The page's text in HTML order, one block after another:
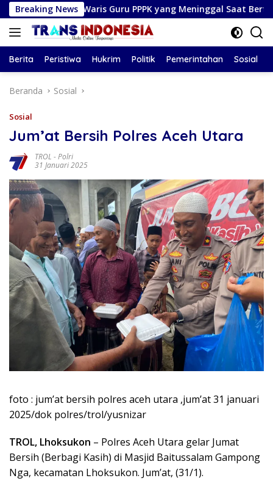
Langsung
ke
konten
Breaking News
Waris Guru PPPK yang Meninggal Saat Bertugas
Berita Peristiwa Hukrim Politik Pemerintahan Sosial
Beranda Sosial
Sosial
Jum’at Bersih Polres Aceh Utara
TROL -Polri
31 Januari 2025
foto : jum’at bersih polres aceh utara ,jum’at 31 januari
2025/dok polres/trol/yusnizar
TROL, Lhoksukon – Polres Aceh Utara gelar Jumat
Bersih (Berbagi Kasih) di Masjid Baitussalam Gampong
Nga, kecamatan Lhoksukon. Jum’at, (31/1).